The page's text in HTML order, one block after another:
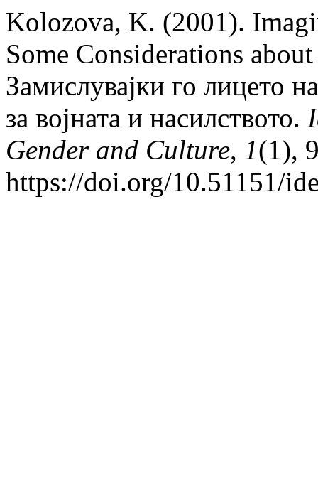
Kolozova, K. (2001).
Some Considerations
Замислувајки го лицето
за војната и насилството.
Gender and Culture, 1(1),
https://doi.org/10.51151/